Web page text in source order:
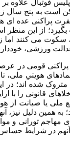
پلیس فوتبال
نفرت پراکنی عده
از این
سکوت می کنند
ورزشی،
قومی در
هویتیِ ملی،
گاه متروک شده
خلاهای قانونی
یا صیانت از
همین دلیل نیز،
آنهم در شرایط